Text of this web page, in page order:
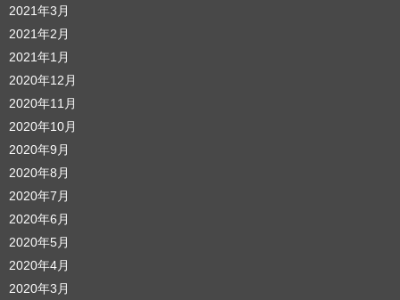
2021年3月
2021年2月
2021年1月
2020年12月
2020年11月
2020年10月
2020年9月
2020年8月
2020年7月
2020年6月
2020年5月
2020年4月
2020年3月